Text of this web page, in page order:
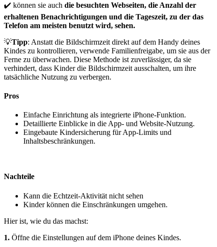
✔️ können sie auch die besuchten Webseiten, die Anzahl der
erhaltenen Benachrichtigungen und die Tageszeit, zu der das
Telefon am meisten benutzt wird, sehen.
💡Tipp: Anstatt die Bildschirmzeit direkt auf dem Handy deines
Kindes zu kontrollieren, verwende Familienfreigabe, um sie aus der
Ferne zu überwachen. Diese Methode ist zuverlässiger, da sie
verhindert, dass Kinder die Bildschirmzeit ausschalten, um ihre
tatsächliche Nutzung zu verbergen.
Pros
Einfache Einrichtung als integrierte iPhone-Funktion.
Detaillierte Einblicke in die App- und Website-Nutzung.
Eingebaute Kindersicherung für App-Limits und
Inhaltsbeschränkungen.
Nachteile
Kann die Echtzeit-Aktivität nicht sehen
Kinder können die Einschränkungen umgehen.
Hier ist, wie du das machst:
1. Öffne die Einstellungen auf dem iPhone deines Kindes.